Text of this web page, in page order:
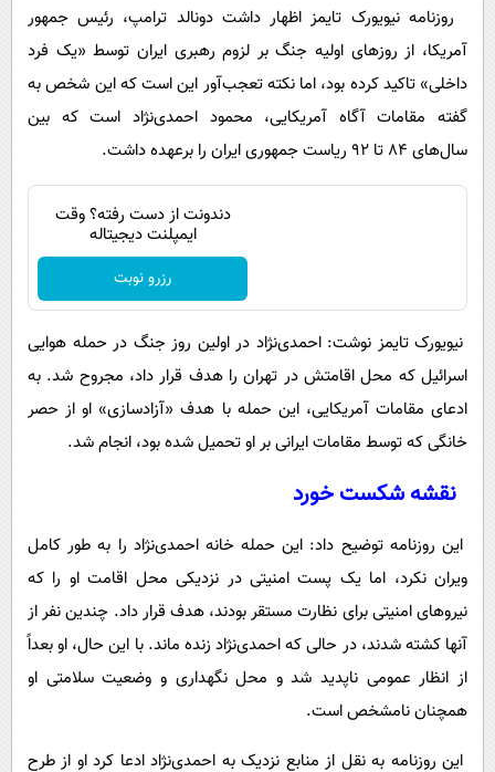
روزنامه نیویورک تایمز اظهار داشت دونالد ترامپ، رئیس جمهور
آمریکا، از روزهای اولیه جنگ بر لزوم رهبری ایران توسط «یک فرد
داخلی» تاکید کرده بود، اما نکته تعجب‌آور این است که این شخص به
گفته مقامات آگاه آمریکایی، محمود احمدی‌نژاد است که بین
سال‌های 84 تا 92 ریاست جمهوری ایران را برعهده داشت.
دندونت از دست رفته؟ وقت
ایمپلنت دیجیتاله
رزرو نوبت
نیویورک تایمز نوشت: احمدی‌نژاد در اولین روز جنگ در حمله هوایی
اسرائیل که محل اقامتش در تهران را هدف قرار داد، مجروح شد. به
ادعای مقامات آمریکایی، این حمله با هدف «آزادسازی» او از حصر
خانگی که توسط مقامات ایرانی بر او تحمیل شده بود، انجام شد.
نقشه شکست خورد
این روزنامه توضیح داد: این حمله خانه احمدی‌نژاد را به طور کامل
ویران نکرد، اما یک پست امنیتی در نزدیکی محل اقامت او را که
نیروهای امنیتی برای نظارت مستقر بودند، هدف قرار داد. چندین نفر از
آنها کشته شدند، در حالی که احمدی‌نژاد زنده ماند. با این حال، او بعداً
از انظار عمومی ناپدید شد و محل نگهداری و وضعیت سلامتی او
همچنان نامشخص است.
این روزنامه به نقل از منابع نزدیک به احمدی‌نژاد ادعا کرد او از طرح